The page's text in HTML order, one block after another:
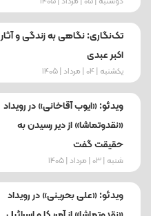
تک‌نگاری: نگاهی به زندگی و آثار
اکبر عبدی
یکشنبه | 04 | مرداد | 1405
ویدئو: «ایوب آقاخانی» در رویداد
«نقدوتماشا» از دیر رسیدن به
حقیقت گفت
شنبه | 03 | مرداد | 1405
ویدئو: «علی بحرینی» در رویداد